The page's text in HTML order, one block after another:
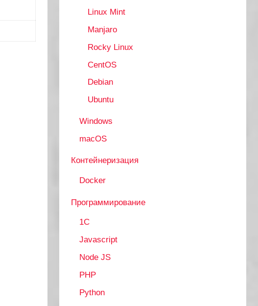
Linux Mint
Manjaro
Rocky Linux
CentOS
Debian
Ubuntu
Windows
macOS
Контейнеризация
Docker
Программирование
1C
Javascript
Node JS
PHP
Python